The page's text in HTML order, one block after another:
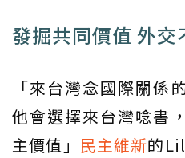
發掘共同價值 外
「來台灣念國際關係
他會選擇來台灣唸書
主價值」 民主維新的